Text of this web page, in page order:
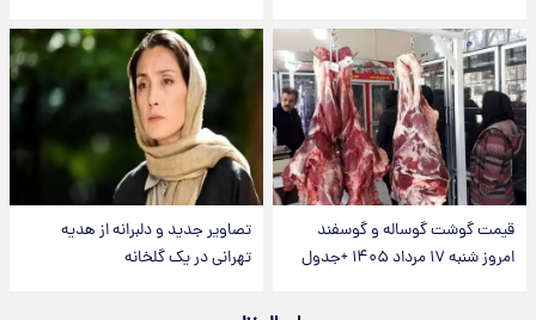
قیمت گوشت گوساله و گوسفند
امروز شنبه ۱۷ مرداد ۱۴۰۵ +جدول
تصاویر جدید و دلبرانه از هدیه
تهرانی در یک گلخانه